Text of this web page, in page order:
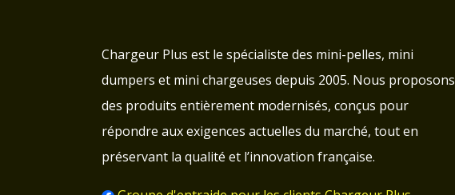
Chargeur Plus est le spécialiste des mini-pelles, mini
dumpers et mini chargeuses depuis 2005. Nous proposons
des produits entièrement modernisés, conçus pour
répondre aux exigences actuelles du marché, tout en
préservant la qualité et l’innovation française.